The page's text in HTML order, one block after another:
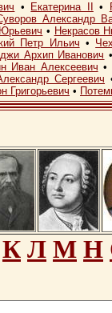
• Екатерина II •
Александр
• Некрасов
Петр Ильич •
Архип Иванович
Иван Алексеевич •
Сергеевич
Григорьевич •
К Л М Н